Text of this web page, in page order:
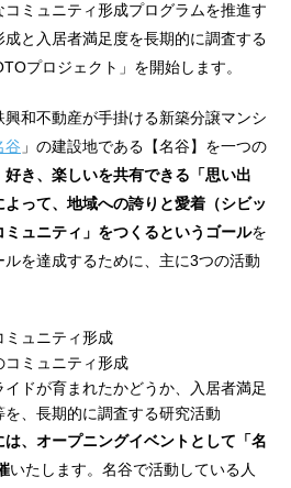
ミュニティ形成プログラムを推進す
と入居者満足度を長期的に調査する
プロジェクト」を開始します。
和不動産が手掛ける新築分譲マンシ
谷 」の建設地である【名谷】を一つの
好き、楽しいを共有できる「思い出
よって、地域への誇りと愛着（シビッ
ュニティ」をつくるというゴールを
を達成するために、主に3つの活動
ミュニティ形成
コミュニティ形成
ドが育まれたかどうか、入居者満足
、長期的に調査する研究活動
、オープニングイベントとして「名
いたします。名谷で活動している人